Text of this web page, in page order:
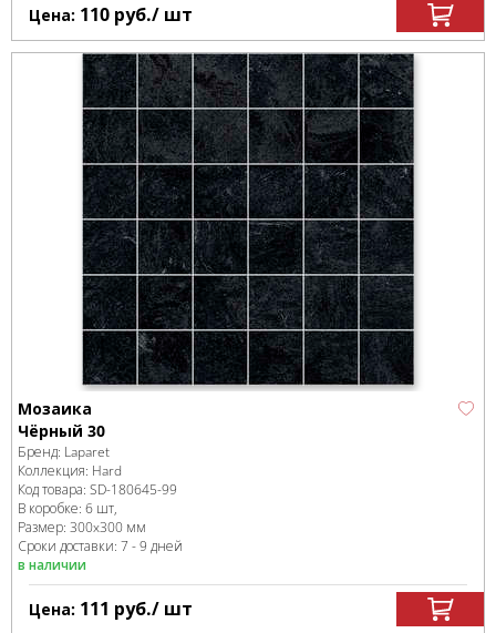
Цена: 110 руб./ шт
Мозаика
Чёрный 30
Бренд: Laparet
Коллекция: Hard
Код товара: SD-180645-99
В коробке: 6 шт,
Размер: 300x300 мм
Сроки доставки: 7 - 9 дней
в наличии
Цена: 111 руб./ шт